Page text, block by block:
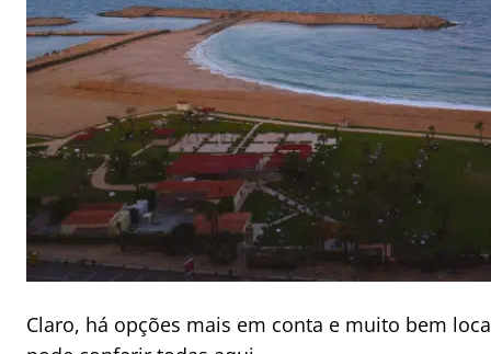
Claro, há opções mais em conta e muito bem